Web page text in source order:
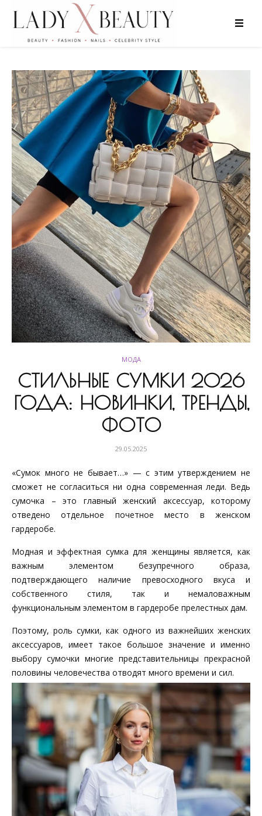
МОДА
СТИЛЬНЫЕ СУМКИ 2026
ГОДА: НОВИНКИ, ТРЕНДЫ,
ФОТО
29.05.2025
«Сумок много не бывает…» — с этим утверждением не
сможет не согласиться ни одна современная леди. Ведь
сумочка – это главный женский аксессуар, которому
отведено отдельное почетное место в женском
гардеробе.
Модная и эффектная сумка для женщины является, как
важным элементом безупречного образа,
подтверждающего наличие превосходного вкуса и
собственного стиля, так и немаловажным
функциональным элементом в гардеробе прелестных дам.
Поэтому, роль сумки, как одного из важнейших женских
аксессуаров, имеет такое большое значение и именно
выбору сумочки многие представительницы прекрасной
половины человечества отводят много времени и сил.